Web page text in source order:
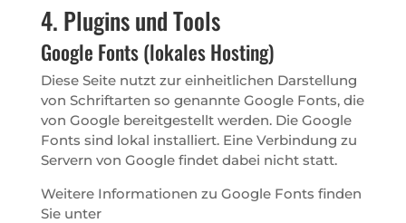
4. Plugins und Tools
Google Fonts (lokales Hosting)
Diese Seite nutzt zur einheitlichen Darstellung
von Schriftarten so genannte Google Fonts, die
von Google bereitgestellt werden. Die Google
Fonts sind lokal installiert. Eine Verbindung zu
Servern von Google findet dabei nicht statt.
Weitere Informationen zu Google Fonts finden
Sie unter